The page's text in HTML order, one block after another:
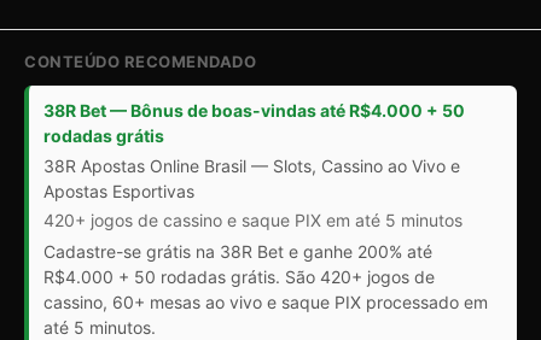
CONTEÚDO RECOMENDADO
38R Bet — Bônus de boas-vindas até R$4.000 + 50
rodadas grátis
38R Apostas Online Brasil — Slots, Cassino ao Vivo e
Apostas Esportivas
420+ jogos de cassino e saque PIX em até 5 minutos
Cadastre-se grátis na 38R Bet e ganhe 200% até
R$4.000 + 50 rodadas grátis. São 420+ jogos de
cassino, 60+ mesas ao vivo e saque PIX processado em
até 5 minutos.